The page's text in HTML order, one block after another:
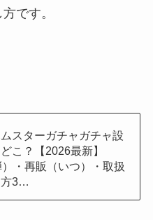
です。
スターガチャガチャ設
こ？【2026最新】
・再販（いつ）・取扱
方3…